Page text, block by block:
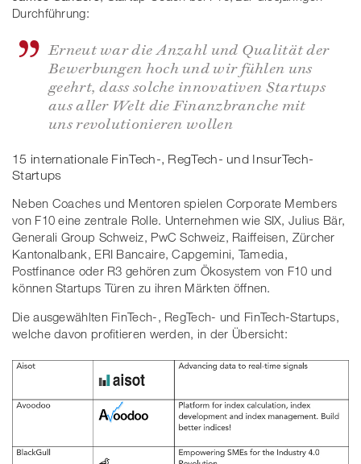
Durchführung:
Erneut war die Anzahl und Qualität der
Bewerbungen hoch und wir fühlen uns
geehrt, dass solche innovativen Startups
aus aller Welt die Finanzbranche mit
uns revolutionieren wollen
15 internationale FinTech-, RegTech- und InsurTech-
Startups
Neben Coaches und Mentoren spielen Corporate Members
von F10 eine zentrale Rolle. Unternehmen wie SIX, Julius Bär,
Generali Group Schweiz, PwC Schweiz, Raiffeisen, Zürcher
Kantonalbank, ERI Bancaire, Capgemini, Tamedia,
Postfinance oder R3 gehören zum Ökosystem von F10 und
können Startups Türen zu ihren Märkten öffnen.
Die ausgewählten FinTech-, RegTech- und FinTech-Startups,
welche davon profitieren werden, in der Übersicht: